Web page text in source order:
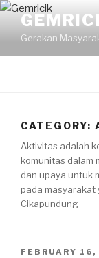
Skip
contentGerakan
CATEGORY:
Aktivitas adalah
komunitas dalam
dan upaya untuk
pada masyarakat
Cikapundung
POSTED
FEBRUARY